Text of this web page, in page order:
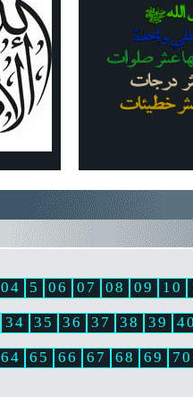
04 5 06 07 08 09 10
34 35 36 37 38 39 40
64 65 66 67 68 69 70